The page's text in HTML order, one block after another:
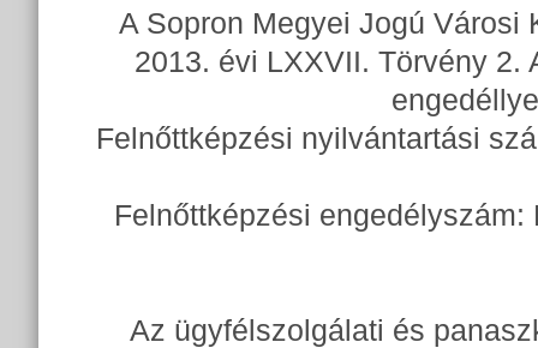
A Sopron Megyei Jogú Városi
2013. évi LXXVII. Törvény 2.
Felnőttképzési nyilvántartási
Felnőttképzési
Az ügyfélszolgálati és